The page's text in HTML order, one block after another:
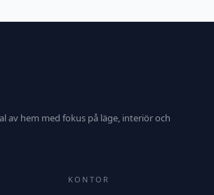
av hem med fokus på läge, interiör och
KONTOR